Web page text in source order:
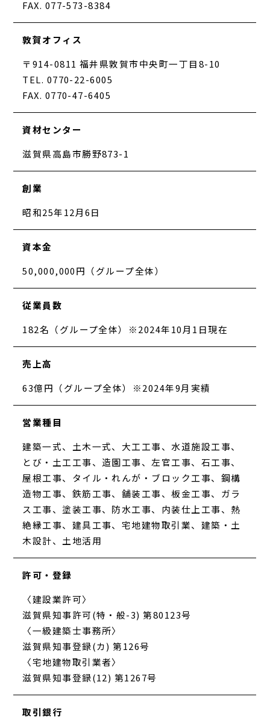
FAX. 077-573-8384
敦賀オフィス
〒914-0811 福井県敦賀市中央町一丁目8-10
TEL. 0770-22-6005
FAX. 0770-47-6405
資材センター
滋賀県高島市勝野873-1
創業
昭和25年12月6日
資本金
50,000,000円（グループ全体）
従業員数
182名（グループ全体）※2024年10月1日現在
売上高
63億円（グループ全体）※2024年9月実績
営業種目
建築一式、土木一式、大工工事、水道施設工事、
とび・土工工事、造園工事、左官工事、石工事、
屋根工事、タイル・れんが・ブロック工事、鋼構
造物工事、鉄筋工事、舗装工事、板金工事、ガラ
ス工事、塗装工事、防水工事、内装仕上工事、熱
絶縁工事、建具工事、宅地建物取引業、建築・土
木設計、土地活用
許可・登録
〈建設業許可〉
滋賀県知事許可(特・般-3) 第80123号
〈一級建築士事務所〉
滋賀県知事登録(カ) 第126号
〈宅地建物取引業者〉
滋賀県知事登録(12) 第1267号
取引銀行